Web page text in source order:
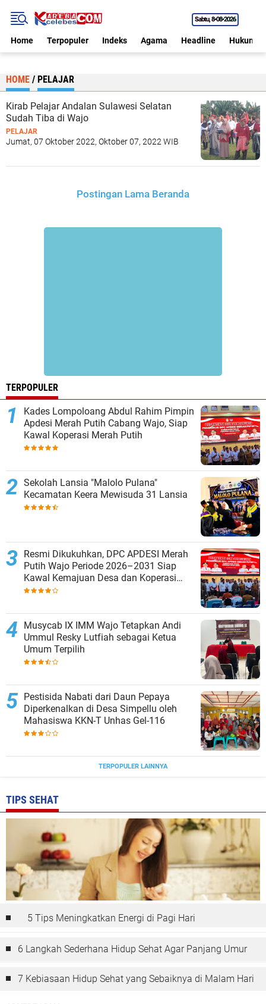
Sabtu 8•08•2026
Home Terpopuler Indeks Agama Headline Hukum
HOME / PELAJAR
Kirab Pelajar Andalan Sulawesi Selatan
Sudah Tiba di Wajo
PELAJAR
Jumat, 07 Oktober 2022, Oktober 07, 2022 WIB
Postingan Lama Beranda
TERPOPULER
Kades Lompoloang Abdul Rahim Pimpin
Apdesi Merah Putih Cabang Wajo, Siap
Kawal Koperasi Merah Putih
Sekolah Lansia "Malolo Pulana"
Kecamatan Keera Mewisuda 31 Lansia
Resmi Dikukuhkan, DPC APDESI Merah
Putih Wajo Periode 2026–2031 Siap
Kawal Kemajuan Desa dan Koperasi
Merah Putih
Musycab IX IMM Wajo Tetapkan Andi
Ummul Resky Lutfiah sebagai Ketua
Umum Terpilih
Pestisida Nabati dari Daun Pepaya
Diperkenalkan di Desa Simpellu oleh
Mahasiswa KKN-T Unhas Gel-116
TERPOPULER LAINNYA
TIPS SEHAT
5 Tips Meningkatkan Energi di Pagi Hari
6 Langkah Sederhana Hidup Sehat Agar Panjang Umur
7 Kebiasaan Hidup Sehat yang Sebaiknya di Malam Hari